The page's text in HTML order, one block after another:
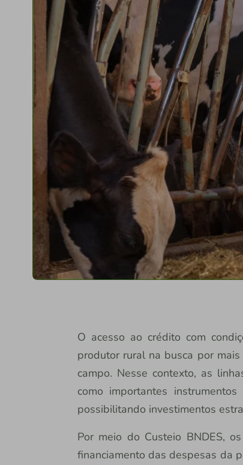
O acesso ao crédito com
produtor rural na busca por
campo. Nesse contexto, as
como importantes
possibilitando investimentos
Por meio do Custeio BNDES,
financiamento das despesas da